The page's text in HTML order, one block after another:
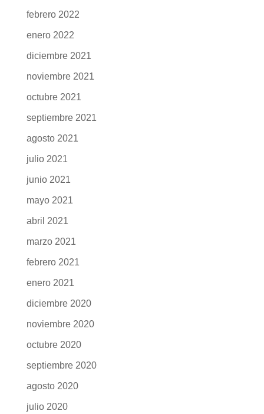
febrero 2022
enero 2022
diciembre 2021
noviembre 2021
octubre 2021
septiembre 2021
agosto 2021
julio 2021
junio 2021
mayo 2021
abril 2021
marzo 2021
febrero 2021
enero 2021
diciembre 2020
noviembre 2020
octubre 2020
septiembre 2020
agosto 2020
julio 2020